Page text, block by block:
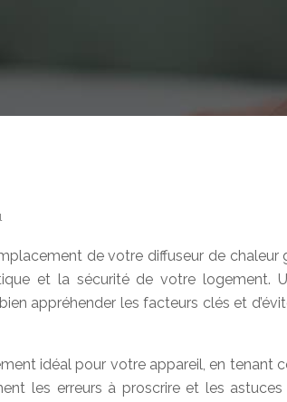
de votre diffuseur de chaleur
et la sécurité de votre logement.
appréhender les facteurs clés et
idéal pour votre appareil, en
les erreurs à proscrire et les